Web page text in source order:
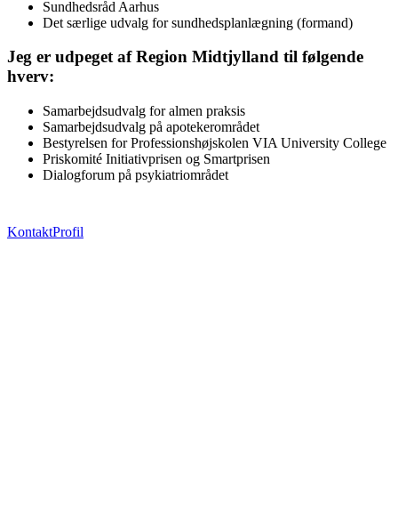
Sundhedsråd Aarhus
Det særlige udvalg for sundhedsplanlægning (formand)
Jeg er udpeget af Region Midtjylland til følgende
hverv:
Samarbejdsudvalg for almen praksis
Samarbejdsudvalg på apotekerområdet
Bestyrelsen for Professionshøjskolen VIA University College
Priskomité Initiativprisen og Smartprisen
Dialogforum på psykiatriområdet
KontaktProfil